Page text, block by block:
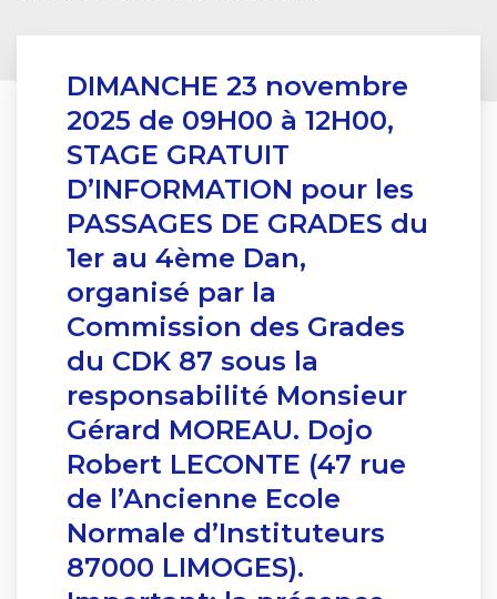
DIMANCHE 23 novembre
2025 de 09H00 à 12H00,
STAGE GRATUIT
D’INFORMATION pour les
PASSAGES DE GRADES du
1er au 4ème Dan,
organisé par la
Commission des Grades
du CDK 87 sous la
responsabilité Monsieur
Gérard MOREAU. Dojo
Robert LECONTE (47 rue
de l’Ancienne Ecole
Normale d’Instituteurs
87000 LIMOGES).